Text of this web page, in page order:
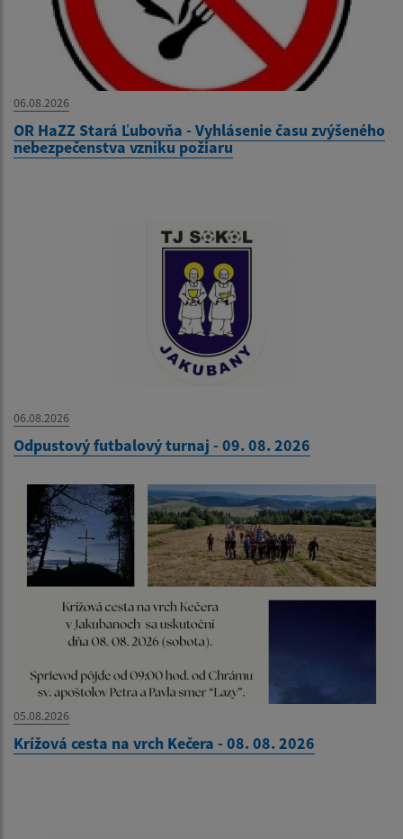
06.08.2026
OR HaZZ Stará Ľubovňa - Vyhlásenie času zvýšeného
nebezpečenstva vzniku požiaru
06.08.2026
Odpustový futbalový turnaj - 09. 08. 2026
05.08.2026
Krížová cesta na vrch Kečera - 08. 08. 2026